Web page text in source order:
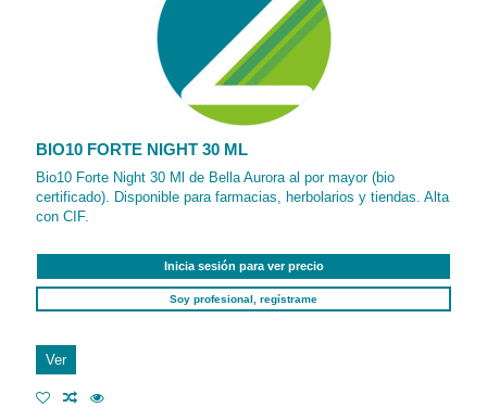
BIO10 FORTE NIGHT 30 ML
Bio10 Forte Night 30 Ml de Bella Aurora al por mayor (bio
certificado). Disponible para farmacias, herbolarios y tiendas. Alta
con CIF.
Inicia sesión para ver precio
Soy profesional, regístrame
Ver